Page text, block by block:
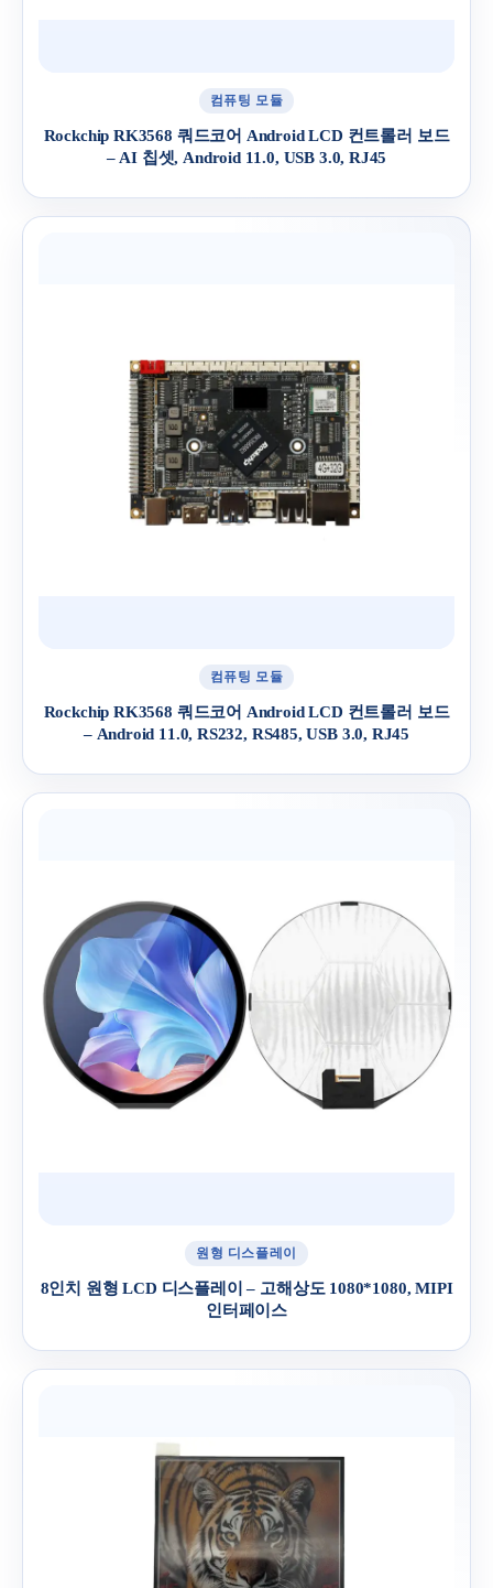
컴퓨팅 모듈
Rockchip RK3568 쿼드코어 Android LCD 컨트롤러 보드
– AI 칩셋, Android 11.0, USB 3.0, RJ45
컴퓨팅 모듈
Rockchip RK3568 쿼드코어 Android LCD 컨트롤러 보드
– Android 11.0, RS232, RS485, USB 3.0, RJ45
원형 디스플레이
8인치 원형 LCD 디스플레이 – 고해상도 1080*1080, MIPI
인터페이스